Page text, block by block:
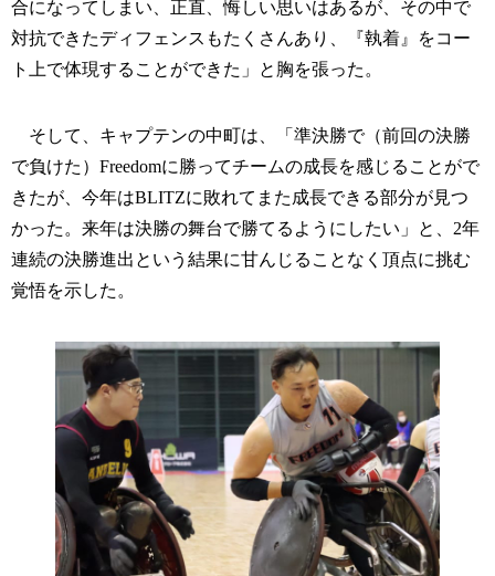
合になってしまい、正直、悔しい思いはあるが、その中で
対抗できたディフェンスもたくさんあり、『執着』をコー
ト上で体現することができた」と胸を張った。
そして、キャプテンの中町は、「準決勝で（前回の決勝
で負けた）Freedomに勝ってチームの成長を感じることがで
きたが、今年はBLITZに敗れてまた成長できる部分が見つ
かった。来年は決勝の舞台で勝てるようにしたい」と、2年
連続の決勝進出という結果に甘んじることなく頂点に挑む
覚悟を示した。